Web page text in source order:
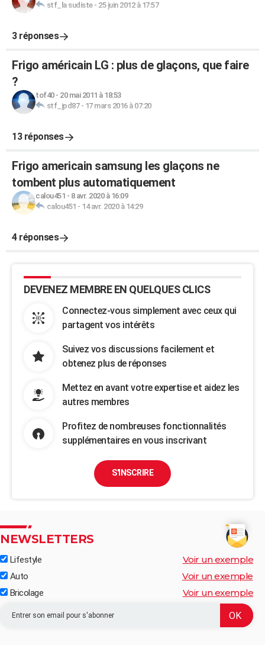
stf_la sudiste- 25 juin 2012 à 17:57
3 réponses
Frigo américain LG : plus de glaçons, que faire
?
tof40- 20 mai 2011 à 18:53
stf_jpd87- 17 mars 2016 à 07:20
13 réponses
Frigo americain samsung les glaçons ne
tombent plus automatiquement
calou451 - 8 avr. 2020 à 16:09
calou451 - 14 avr. 2020 à 14:29
4 réponses
DEVENEZ MEMBRE EN QUELQUES CLICS
Connectez-vous simplement avec ceux qui
partagent vos intérêts
Suivez vos discussions facilement et
obtenez plus de réponses
Mettez en avant votre expertise et aidez les
autres membres
Profitez de nombreuses fonctionnalités
supplémentaires en vous inscrivant
S'INSCRIRE
NEWSLETTERS
Lifestyle Voir un exemple
Auto Voir un exemple
Bricolage Voir un exemple